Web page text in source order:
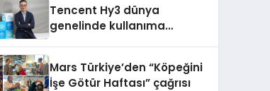
Tencent Hy3 dünya
genelinde kullanıma
Mars Türkiye’den “Köpeğini
İşe Götür Haftası” çağrısı